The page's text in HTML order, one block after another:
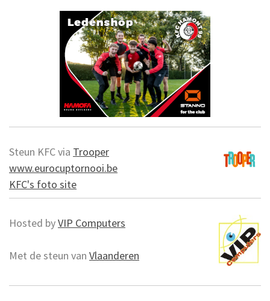
Steun KFC via Trooper
www.eurocuptornooi.be
KFC's foto site
Hosted byVIP Computers
Met de steun van Vlaanderen